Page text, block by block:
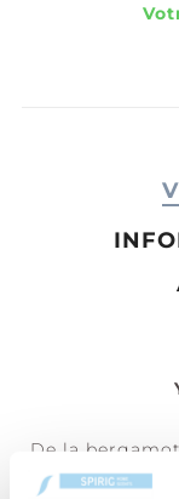
De la
jasmin, de